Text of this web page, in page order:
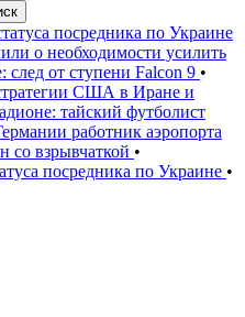
посредника по Украине
о необходимости усилить
от ступени Falcon 9 •
США в Иране и
тайский футболист
работник аэропорта
со взрывчаткой •
посредника по Украине •